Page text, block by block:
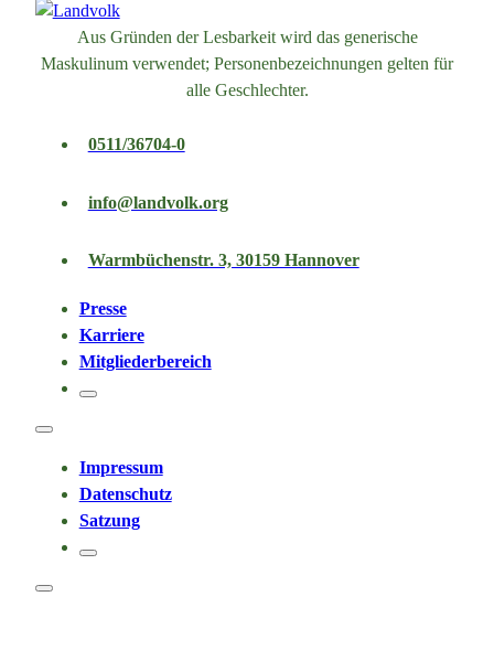
Aus Gründen der Lesbarkeit wird das generische
Maskulinum verwendet; Personenbezeichnungen gelten für
alle Geschlechter.
0511/36704-0
info@landvolk.org
Warmbüchenstr. 3, 30159 Hannover
Presse
Karriere
Mitgliederbereich
Impressum
Datenschutz
Satzung